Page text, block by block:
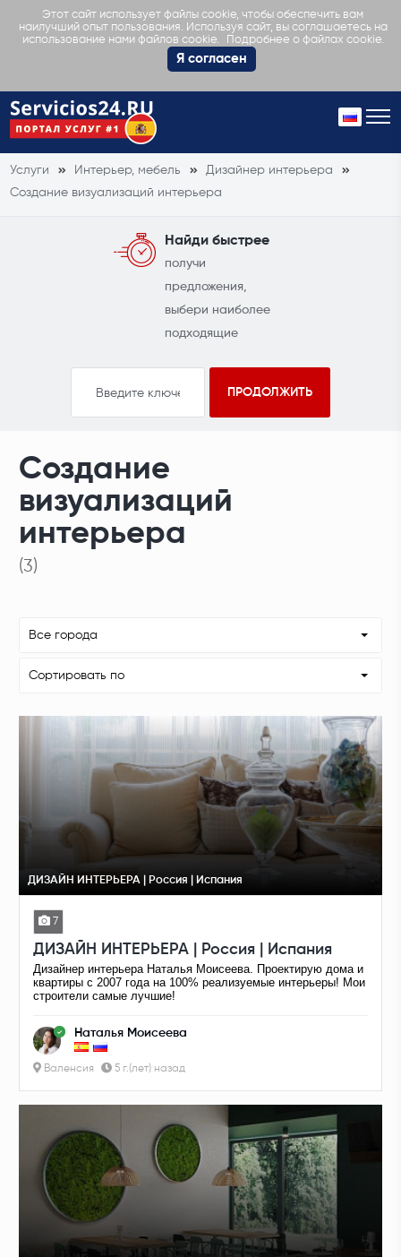
Этот сайт использует файлы cookie, чтобы обеспечить вам
наилучший опыт пользования. Используя сайт, вы соглашаетесь на
использование нами файлов cookie.
Подробнее о файлах cookie.
Я согласен
Услуги Интерьер, мебель
Дизайнер интерьера
Создание визуализаций интерьера
Найди быстрее
получи
предложения,
выбери наиболее
подходящие
Создание
визуализаций
интерьера
(3)
Все города
Сортировать по
ДИЗАЙН ИНТЕРЬЕРА | Россия | Испания
7
ДИЗАЙН ИНТЕРЬЕРА | Россия | Испания
Дизайнер интерьера Наталья Моисеева. Проектирую дома и
квартиры с 2007 года на 100% реализуемые интерьеры! Мои
строители самые лучшие!
Наталья Моисеева
Валенсия 5 г.(лет) назад